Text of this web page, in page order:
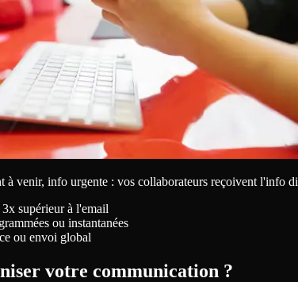
à venir, info urgente : vos collaborateurs reçoivent l'info
supérieur à l'email
ou instantanées
ou envoi global
votre communication ?